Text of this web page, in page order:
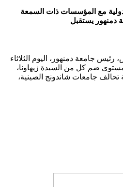
مع المؤسسات ذات السمعة
دمنهور يستقبل
رئيس جامعة دمنهور، اليوم الثلاثاء
رفيع المستوى ضم كل من السيدة زيهاونا،
تحالف جامعات شاندونج الصينية،